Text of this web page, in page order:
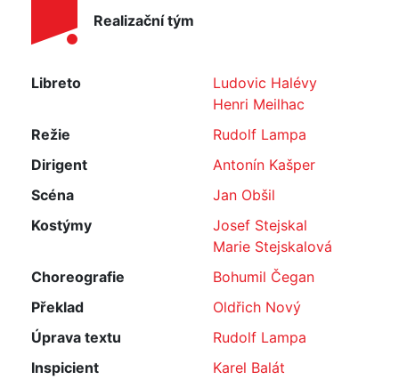
Realizační tým
Libreto
Ludovic Halévy
Henri Meilhac
Režie
Rudolf Lampa
Dirigent
Antonín Kašper
Scéna
Jan Obšil
Kostýmy
Josef Stejskal
Marie Stejskalová
Choreografie
Bohumil Čegan
Překlad
Oldřich Nový
Úprava textu
Rudolf Lampa
Inspicient
Karel Balát